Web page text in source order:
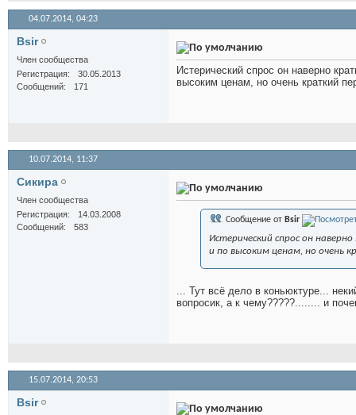
04.07.2014, 04:23
Bsir
Член сообщества
Регистрация
30.05.2013
Сообщений
171
Истерический спрос он наверно
высоким ценам, но очень краткий
10.07.2014, 11:37
Сикира
Член сообщества
Регистрация
14.03.2008
Сообщений
583
Сообщение от Bsir
Истерический спрос он
и по высоким ценам, но очень
... Тут всё дело в коньюктуре...
вопросик, а к чему?????........ и
15.07.2014, 20:53
Bsir